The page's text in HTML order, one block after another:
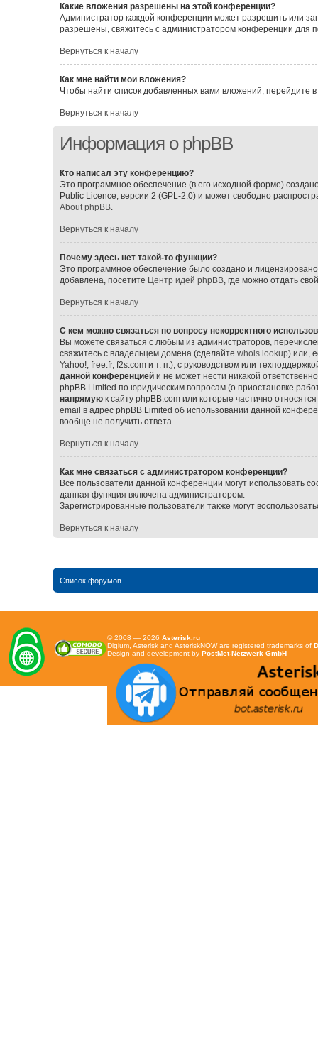
Какие вложения разрешены на этой конференции?
Администратор каждой конференции может разрешить или
разрешены, свяжитесь с администратором конференции для
Вернуться к началу
Как мне найти мои вложения?
Чтобы найти список добавленных вами вложений,
Вернуться к началу
Информация о phpBB
Кто написал эту конференцию?
Это программное обеспечение (в его исходной форме)
Public Licence, версии 2 (GPL-2.0) и может свободно
About phpBB.
Вернуться к началу
Почему здесь нет такой-то функции?
Это программное обеспечение было создано и
добавлена, посетите Центр идей phpBB, где можно отдать
Вернуться к началу
С кем можно связаться по вопросу некорректного
Вы можете связаться с любым из администраторов,
свяжитесь с владельцем домена (сделайте whois lookup) или,
Yahoo!, free.fr, f2s.com и т. п.), с руководством или
данной конференциейи не может нести никакой
phpBB Limited по юридическим вопросам (о приостановке
напрямуюк сайту phpBB.com или которые частично
email в адрес phpBB Limited об использовании данной
вообще не получить ответа.
Вернуться к началу
Как мне связаться с администратором конференции?
Все пользователи данной конференции могут использовать
данная функция включена администратором.
Зарегистрированные пользователи также могут
Вернуться к началу
Список форумов
© 2008 — 2026 Asterisk.ru
Digium, Asterisk and AsteriskNOW are registered trademarks of
Design and development by PostMet-Netzwerk GmbH